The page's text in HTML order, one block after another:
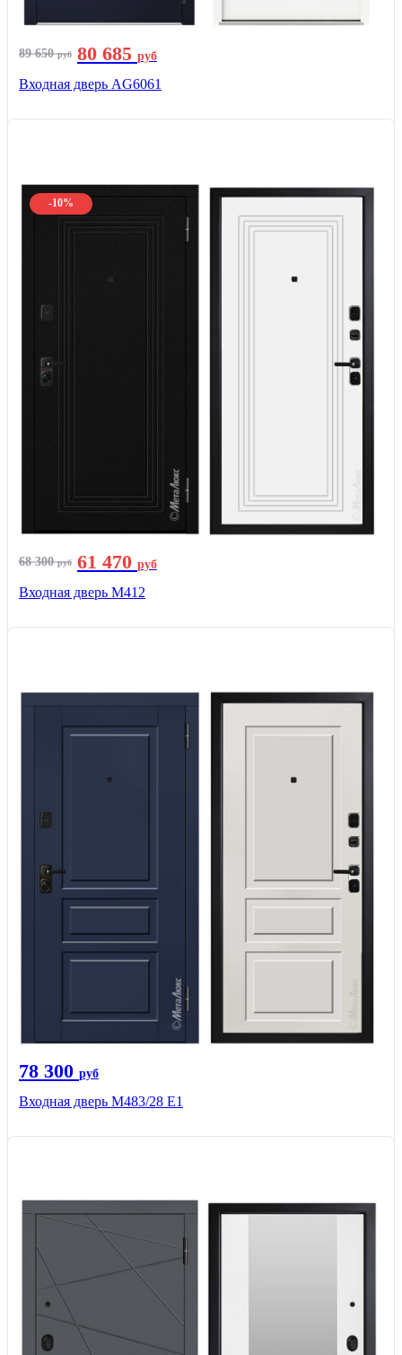
89 650руб 80 685 руб
Входная дверь AG6061
-10%
68 300руб 61 470 руб
Входная дверь М412
78 300 руб
Входная дверь М483/28 Е1